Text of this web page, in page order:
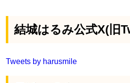
結城はるみ公式X(旧
Tweets by harusmile